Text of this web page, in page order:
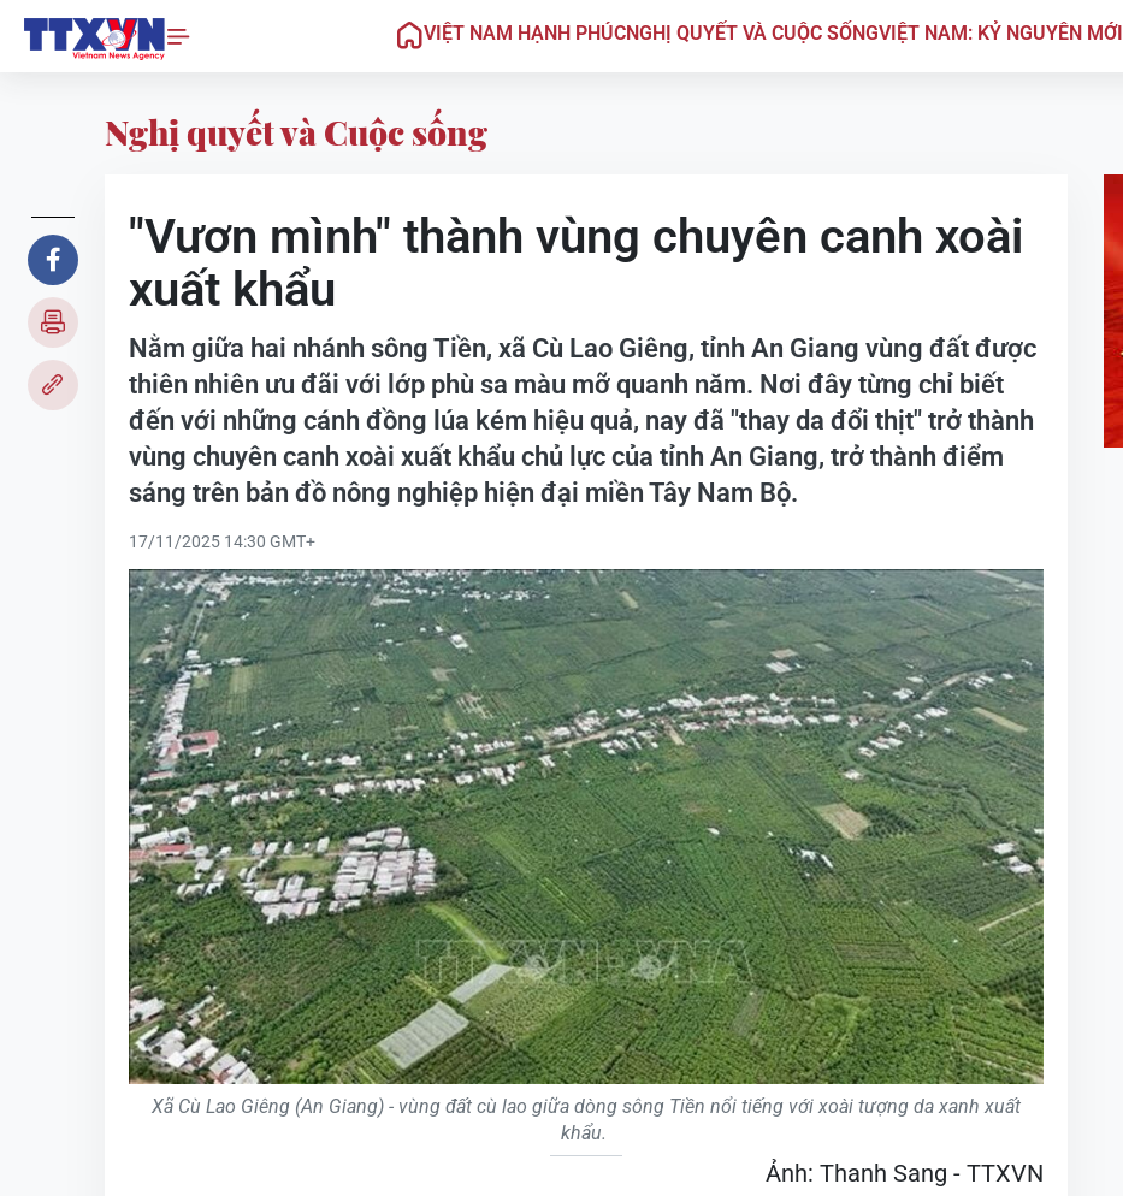
VIỆT NAM HẠNH PHÚCNGHỊ QUYẾT VÀ CUỘC SỐNGVIỆT NAM: KỶ NGUYÊN MỚI
Nghị quyết và Cuộc sống
"Vươn mình" thành vùng chuyên canh xoài
xuất khẩu
Nằm giữa hai nhánh sông Tiền, xã Cù Lao Giêng, tỉnh An Giang vùng đất được
thiên nhiên ưu đãi với lớp phù sa màu mỡ quanh năm. Nơi đây từng chỉ biết
đến với những cánh đồng lúa kém hiệu quả, nay đã "thay da đổi thịt" trở thành
vùng chuyên canh xoài xuất khẩu chủ lực của tỉnh An Giang, trở thành điểm
sáng trên bản đồ nông nghiệp hiện đại miền Tây Nam Bộ.
17/11/2025 14:30 GMT+
Xã Cù Lao Giêng (An Giang) - vùng đất cù lao giữa dòng sông Tiền nổi tiếng với xoài tượng da xanh xuất
khẩu.
Ảnh: Thanh Sang - TTXVN